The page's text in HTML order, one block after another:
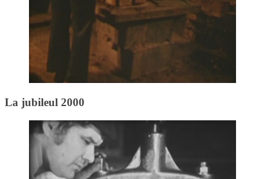
La jubileul 2000